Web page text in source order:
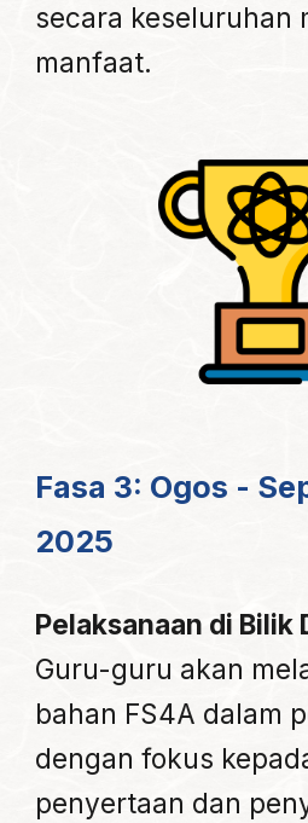
secara keseluruhan
manfaat.
Fasa 3: Ogos -
2025
Pelaksanaan di Bilik
Guru-guru akan
bahan FS4A dalam
dengan fokus
penyertaan dan